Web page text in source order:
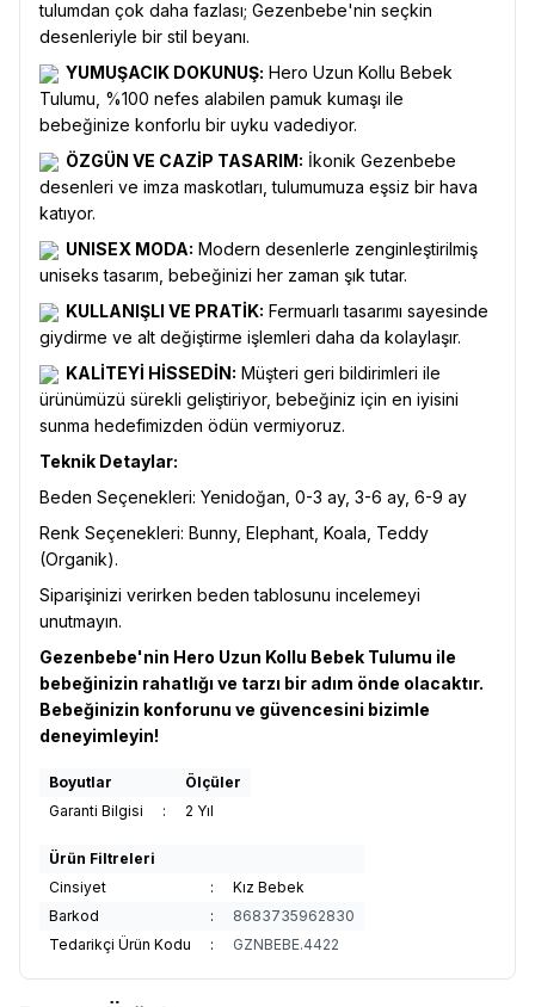
tulumdan çok daha fazlası; Gezenbebe'nin seçkin
desenleriyle bir stil beyanı.
YUMUŞACIK DOKUNUŞ: Hero Uzun Kollu Bebek
Tulumu, %100 nefes alabilen pamuk kumaşı ile
bebeğinize konforlu bir uyku vadediyor.
ÖZGÜN VE CAZİP TASARIM: İkonik Gezenbebe
desenleri ve imza maskotları, tulumumuza eşsiz bir hava
katıyor.
UNISEX MODA: Modern desenlerle zenginleştirilmiş
uniseks tasarım, bebeğinizi her zaman şık tutar.
KULLANIŞLI VE PRATİK: Fermuarlı tasarımı sayesinde
giydirme ve alt değiştirme işlemleri daha da kolaylaşır.
KALİTEYİ HİSSEDİN: Müşteri geri bildirimleri ile
ürünümüzü sürekli geliştiriyor, bebeğiniz için en iyisini
sunma hedefimizden ödün vermiyoruz.
Teknik Detaylar:
Beden Seçenekleri: Yenidoğan, 0-3 ay, 3-6 ay, 6-9 ay
Renk Seçenekleri: Bunny, Elephant, Koala, Teddy
(Organik).
Siparişinizi verirken beden tablosunu incelemeyi
unutmayın.
Gezenbebe'nin Hero Uzun Kollu Bebek Tulumu ile
bebeğinizin rahatlığı ve tarzı bir adım önde olacaktır.
Bebeğinizin konforunu ve güvencesini bizimle
deneyimleyin!
Boyutlar
Ölçüler
Garanti Bilgisi
: 2 Yıl
Ürün Filtreleri
Cinsiyet
:
Kız Bebek
Barkod
:
8683735962830
Tedarikçi Ürün Kodu
: GZNBEBE.4422